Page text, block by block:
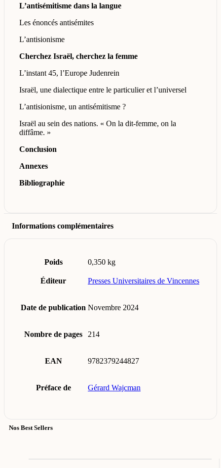
L’antisémitisme dans la langue
Les énoncés antisémites
L’antisionisme
Cherchez Israël, cherchez la femme
L’instant 45, l’Europe Judenrein
Israël, une dialectique entre le particulier et l’universel
L’antisionisme, un antisémitisme ?
Israël au sein des nations. « On la dit-femme, on la
diffâme. »
Conclusion
Annexes
Bibliographie
Informations complémentaires
Poids 0,350 kg
Éditeur Presses Universitaires de Vincennes
Date de publication Novembre 2024
Nombre de pages 214
EAN 9782379244827
Préface de Gérard Wajcman
Nos Best Sellers